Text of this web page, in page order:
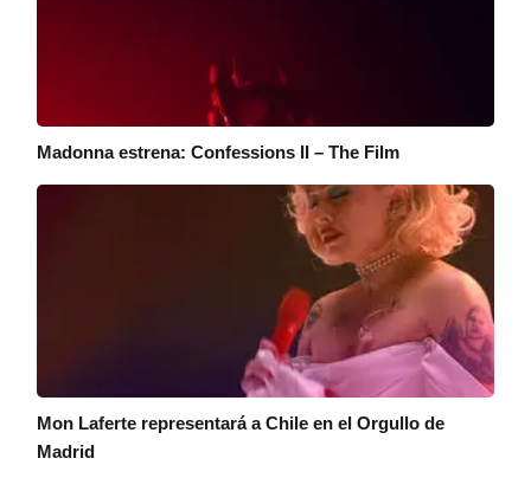
Madonna estrena: Confessions II – The Film
Mon Laferte representará a Chile en el Orgullo de
Madrid